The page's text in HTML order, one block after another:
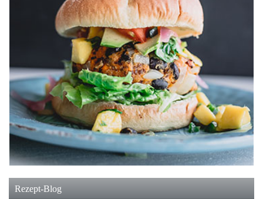
Rezept-Blog